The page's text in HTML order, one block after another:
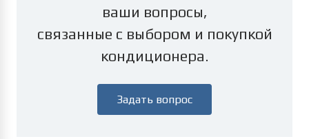
ваши вопросы,
связанные с выбором и покупкой
кондиционера.
Задать вопрос